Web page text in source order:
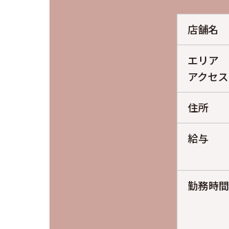
店舗名
エリア
アクセス
住所
給与
勤務時間